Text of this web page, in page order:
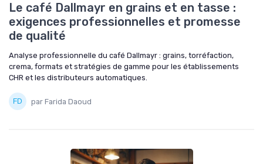
Le café Dallmayr en grains et en tasse :
exigences professionnelles et promesse
de qualité
Analyse professionnelle du café Dallmayr : grains, torréfaction,
crema, formats et stratégies de gamme pour les établissements
CHR et les distributeurs automatiques.
par Farida Daoud